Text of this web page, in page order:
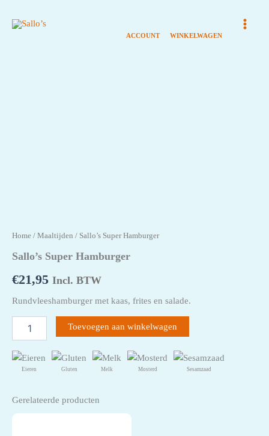
naar
Home / Maaltijden / Sallo’s Super Hamburger
Sallo’s Super Hamburger
€21,95 Incl. BTW
Rundvleeshamburger met kaas, frites en salade.
Super
aantal
Toevoegen aan winkelwagen
Eieren Gluten Melk Mosterd Sesamzaad
Gerelateerde producten